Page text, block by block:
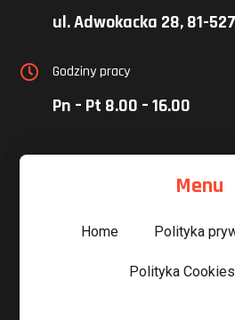
ul. Adwokacka 28, 81-
 Godziny pracy
Pn – Pt 8.00 – 16.00
Menu
Home Polityka
Polityka Cookies